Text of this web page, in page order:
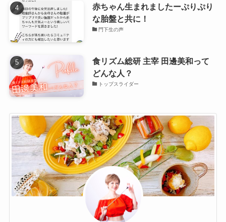
赤ちゃん生まれましたーぷりぷり
な胎盤と共に！
門下生の声
食リズム総研 主宰 田邊美和って
どんな人？
トップスライダー